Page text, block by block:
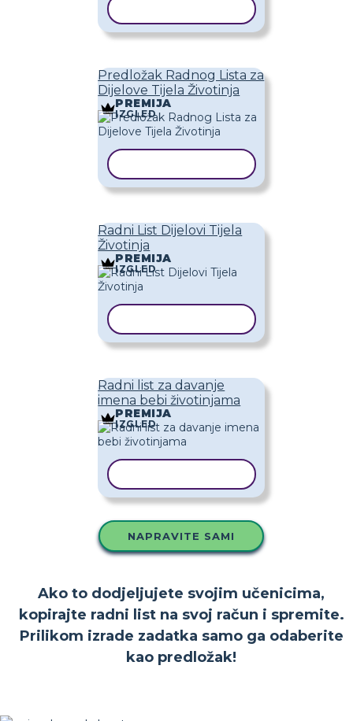
Predložak Radnog Lista za
Dijelove Tijela Životinja
PREMIJA
IZGLED
Radni List Dijelovi Tijela
Životinja
PREMIJA
IZGLED
Radni list za davanje
imena bebi životinjama
PREMIJA
IZGLED
NAPRAVITE SAMI
Ako to dodjeljujete svojim učenicima,
kopirajte radni list na svoj račun i spremite.
Prilikom izrade zadatka samo ga odaberite
kao predložak!